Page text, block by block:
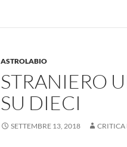
ASTROLABIO
STRANIERO
SU DIECI
SETTEMBRE 13, 2018 CRITICA